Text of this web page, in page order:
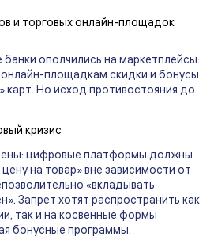
ополчились на маркетплейсы:
площадкам скидки и бонусы
карт. Но исход противостояния до
кризис
цифровые платформы должны
на товар» вне зависимости от
«вкладывать
Запрет хотят распространить как
так и на косвенные формы
бонусные программы.